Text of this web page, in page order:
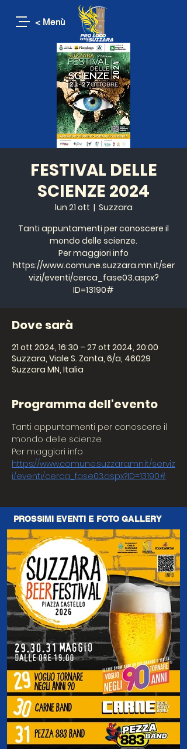
< Menù
FESTIVAL DELLE
SCIENZE 2024
lun 21 ott
  |
Suzzara
Tanti appuntamenti per conoscere il
mondo delle scienze.
Per maggiori info
https://www.comune.suzzara.mn.it/ser
vizi/eventi/cerca_fase03.aspx?
ID=13190#
Dove sarà
21 ott 2024, 16:30 – 27 ott 2024, 20:00
Suzzara, Viale S. Zonta, 6/a, 46029
Suzzara MN, Italia
Programma dell'evento
Tanti appuntamenti per conoscere il
mondo delle scienze.
Per maggiori info
https://www.comune.suzzara.mn.it/serviz
i/eventi/cerca_fase03.aspx?ID=13190#
PROSSIMI EVENTI E FOTO GALLERY